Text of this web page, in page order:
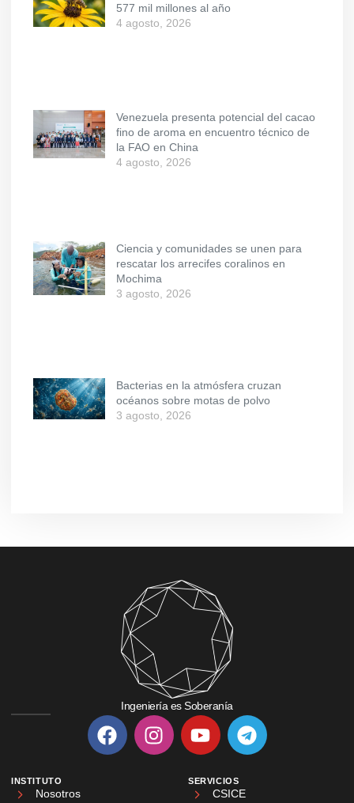
577 mil millones al año
4 agosto, 2026
Venezuela presenta potencial del cacao
fino de aroma en encuentro técnico de
la FAO en China
4 agosto, 2026
Ciencia y comunidades se unen para
rescatar los arrecifes coralinos en
Mochima
3 agosto, 2026
Bacterias en la atmósfera cruzan
océanos sobre motas de polvo
3 agosto, 2026
Ingeniería es Soberanía
INSTITUTO
Nosotros
SERVICIOS
CSICE